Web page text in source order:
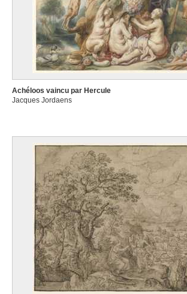
Achéloos vaincu par Hercule
Jacques Jordaens